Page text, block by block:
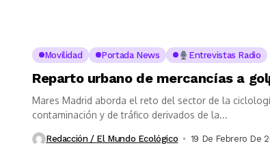
Movilidad Portada News Entrevistas Radio
Reparto urbano de mercancías a
Mares Madrid aborda el reto del sector de la
contaminación y de tráfico derivados de la...
Redacción / El Mundo Ecológico 19 De Febrero De